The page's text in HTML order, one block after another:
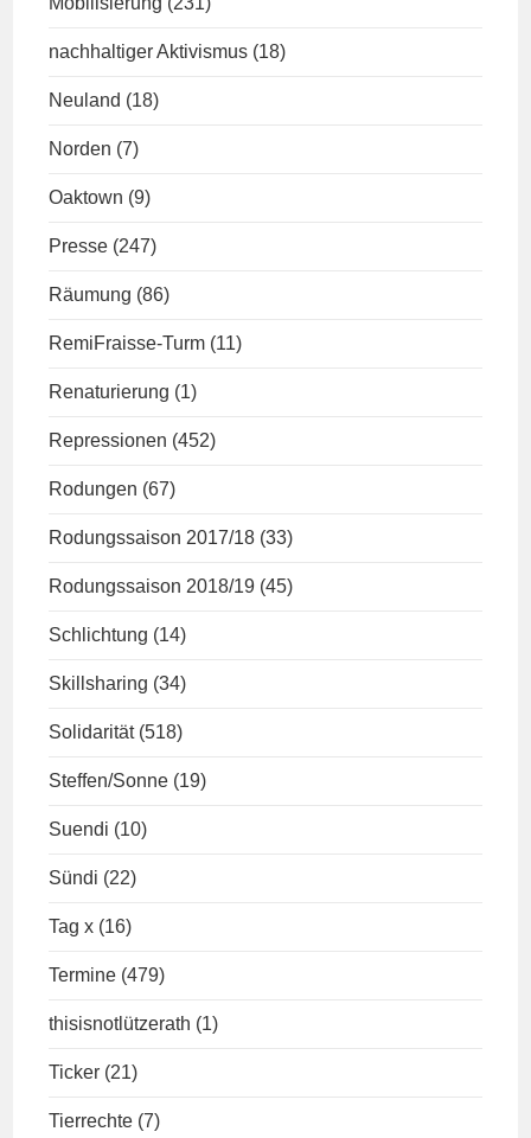
nachhaltiger Aktivismus (18)
Neuland (18)
Norden (7)
Oaktown (9)
Presse (247)
Räumung (86)
RemiFraisse-Turm (11)
Renaturierung (1)
Repressionen (452)
Rodungen (67)
Rodungssaison 2017/18 (33)
Rodungssaison 2018/19 (45)
Schlichtung (14)
Skillsharing (34)
Solidarität (518)
Steffen/Sonne (19)
Suendi (10)
Sündi (22)
Tag x (16)
Termine (479)
thisisnotlützerath (1)
Ticker (21)
Tierrechte (7)